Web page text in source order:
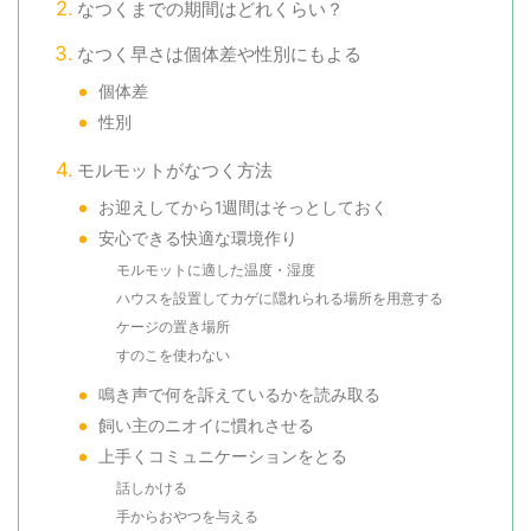
なつくまでの期間はどれくらい？
なつく早さは個体差や性別にもよる
個体差
性別
モルモットがなつく方法
お迎えしてから1週間はそっとしておく
安心できる快適な環境作り
モルモットに適した温度・湿度
ハウスを設置してカゲに隠れられる場所を用意する
ケージの置き場所
すのこを使わない
鳴き声で何を訴えているかを読み取る
飼い主のニオイに慣れさせる
上手くコミュニケーションをとる
話しかける
手からおやつを与える